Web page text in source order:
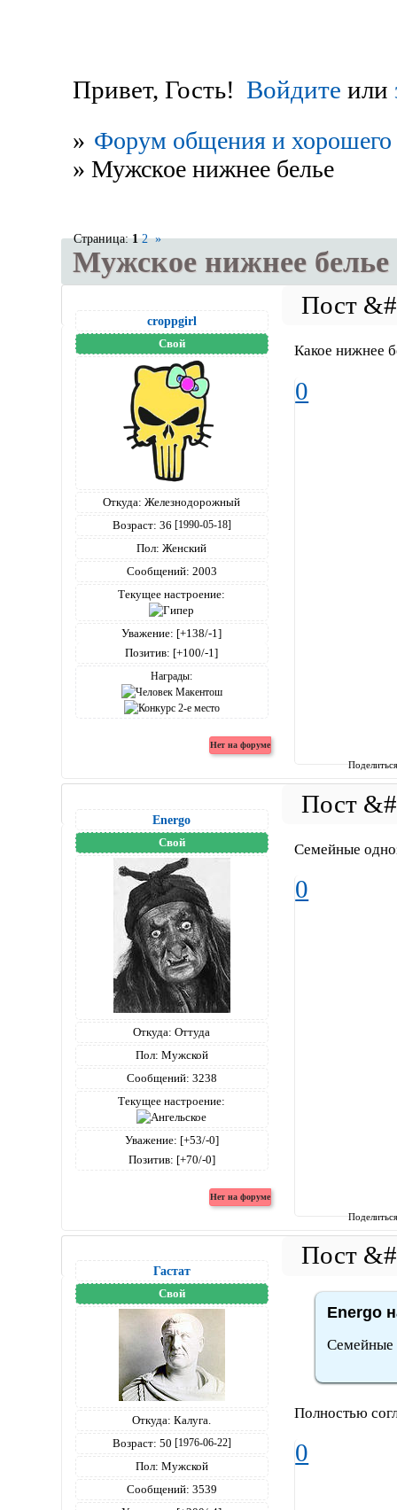
Привет, Гость! Войдите или
» Форум общения и хорошего
» Мужское нижнее белье
Мужское нижнее белье
Страница:1 2 »
croppgirl
Свой
Откуда: Железнодорожный
Возраст: 36 [1990-05-18]
Пол: Женский
Сообщений: 2003
Текущее настроение:
Уважение: [+138/-1]
Позитив: [+100/-1]
Награды:
Какое нижнее
0
Energo
Свой
Откуда: Оттуда
Пол: Мужской
Сообщений: 3238
Текущее настроение:
Уважение: [+53/-0]
Позитив: [+70/-0]
Семейные
0
Гастат
Свой
Откуда: Калуга.
Возраст: 50 [1976-06-22]
Пол: Мужской
Сообщений: 3539
Energo
Семейные
Полностью
0